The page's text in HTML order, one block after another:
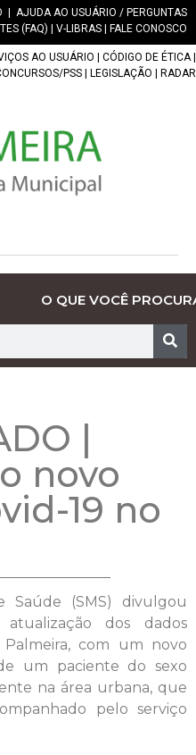
AJUDA AO USUÁRIO / PERGUNTAS
(FAQ)
V-LIBRAS FALE CONOSCO
AO USUÁRIO CÓDIGO DE ÉTICA|
PSS LEGISLAÇÃO RADAR
O QUE VOCÊ
|
novo
19 no
Saúde (SMS) divulgou
dos dados
com um novo
um paciente do sexo
na área urbana, que
pelo serviço